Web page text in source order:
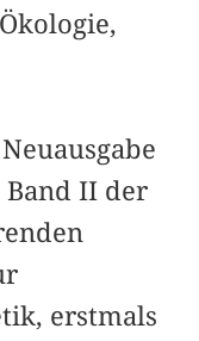
II der
erstmals